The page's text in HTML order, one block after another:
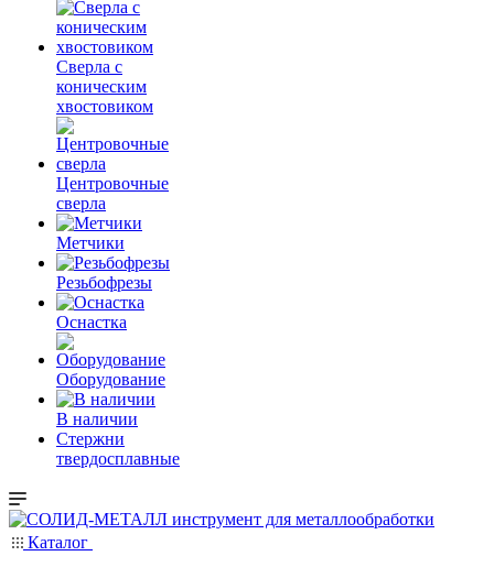
Сверла с
коническим
хвостовиком
Центровочные
сверла
Метчики
Резьбофрезы
Оснастка
Оборудование
В наличии
Стержни
твердосплавные
Каталог